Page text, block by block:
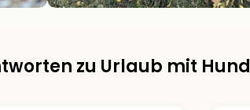
zu Urlaub mit Hund